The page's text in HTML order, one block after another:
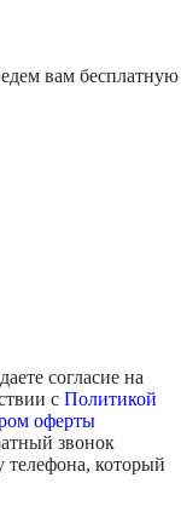
вам бесплатную
согласие на
с Политикой
оферты
звонок
телефона, который